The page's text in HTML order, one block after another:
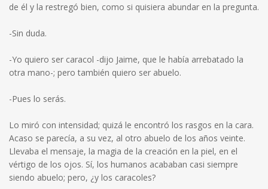
de él y la restregó bien, como si quisiera abundar en la pregunta.
-Sin duda.
-Yo quiero ser caracol -dijo Jaime, que le había arrebatado la
otra mano-; pero también quiero ser abuelo.
-Pues lo serás.
Lo miró con intensidad; quizá le encontró los rasgos en la cara.
Acaso se parecía, a su vez, al otro abuelo de los años veinte.
Llevaba el mensaje, la magia de la creación en la piel, en el
vértigo de los ojos. Sí, los humanos acababan casi siempre
siendo abuelo; pero, ¿y los caracoles?